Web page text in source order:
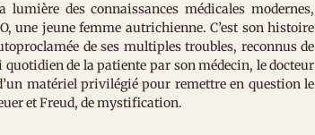
des connaissances médicales modernes,
une jeune femme autrichienne. C’est son histoire
de ses multiples troubles, reconnus de
de la patiente par son médecin, le docteur
matériel privilégié pour remettre en question le
et Freud, de mystification.